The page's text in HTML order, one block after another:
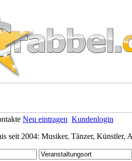
Neu eintragen Kundenlogin
seit 2004: Musiker, Tänzer, Künstler,